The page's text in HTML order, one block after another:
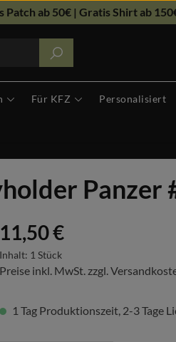
Patch ab 50€ | Gratis Shirt ab
Für KFZ Personalisiert
Panzer
Regulärer Preis:
11,50 €
Inhalt: 1 Stück
Preise inkl. MwSt. zzgl.
1 Tag Produktionszeit, 2-3 Tage